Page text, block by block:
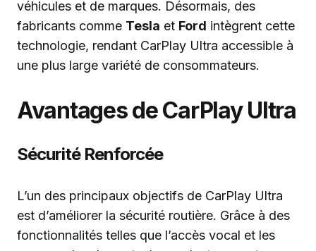
véhicules et de marques. Désormais, des
fabricants comme Tesla et Ford intègrent cette
technologie, rendant CarPlay Ultra accessible à
une plus large variété de consommateurs.
Avantages de CarPlay Ultra
Sécurité Renforcée
L’un des principaux objectifs de CarPlay Ultra
est d’améliorer la sécurité routière. Grâce à des
fonctionnalités telles que l’accès vocal et les